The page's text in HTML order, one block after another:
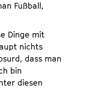
Fußball,
Dinge mit
nichts
dass man
bin
diesen